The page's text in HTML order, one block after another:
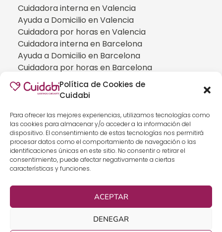
Política de Cookies de
Cuidabi
Para ofrecer las mejores experiencias, utilizamos tecnologías como
las cookies para almacenar y/o acceder a la información del
dispositivo. El consentimiento de estas tecnologías nos permitirá
procesar datos como el comportamiento de navegación o las
identificaciones únicas en este sitio. No consentir o retirar el
consentimiento, puede afectar negativamente a ciertas
características y funciones.
ACEPTAR
DENEGAR
Cuidadora interna en Valencia
Ayuda a Domicilio en Valencia
Cuidadora por horas en Valencia
Cuidadora interna en Barcelona
Ayuda a Domicilio en Barcelona
Cuidadora por horas en Barcelona
Cuidadora interna en Madrid
Ayuda a Domicilio en Madrid
CUIDADOS ESPECIALIZADOS
Cuidadoras de personas con Alzheimer
Cuidadoras de personas con Parkinson
Cuidadoras de personas con ELA
Cuidados especializados para personas que
Cuidados especializados para personas con